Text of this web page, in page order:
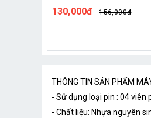
múa cho bé
THÔNG TIN SẢN PHẨM
- Sử dụng loại pin : 04 viên
- Chất liệu: Nhựa nguyên